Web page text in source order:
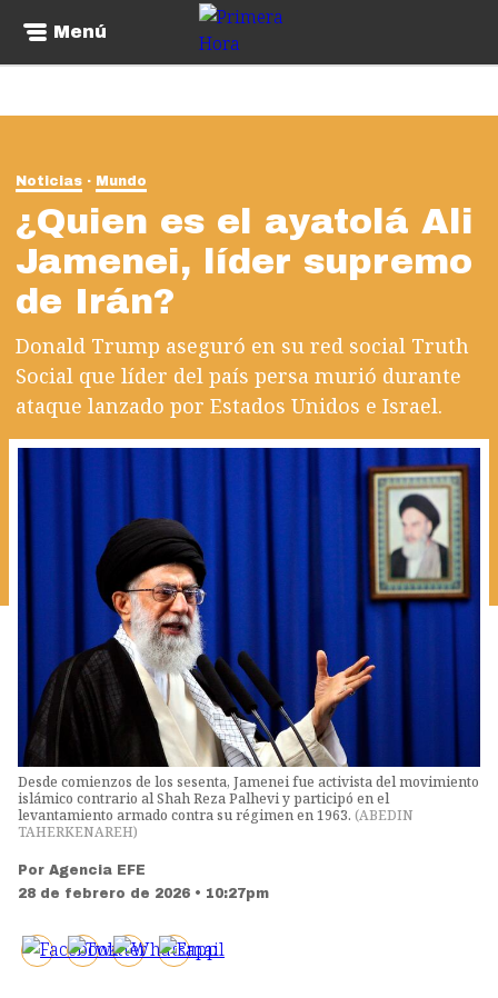
Menú
Noticias Mundo
¿Quien es el ayatolá Ali
Jamenei, líder supremo
de Irán?
Donald Trump aseguró en su red social Truth
Social que líder del país persa murió durante
ataque lanzado por Estados Unidos e Israel.
Desde comienzos de los sesenta, Jamenei fue activista del movimiento
islámico contrario al Shah Reza Palhevi y participó en el
levantamiento armado contra su régimen en 1963. (ABEDIN
TAHERKENAREH)
Por Agencia EFE
28 de febrero de 2026 • 10:27pm